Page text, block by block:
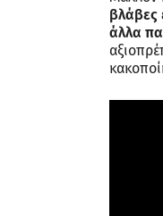
βλάβες
άλλα